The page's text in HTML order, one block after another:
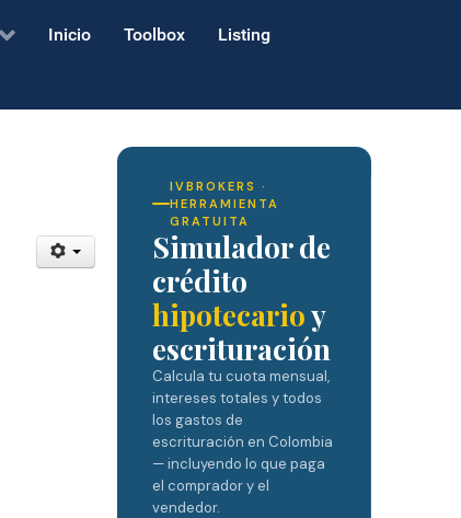
Inicio Toolbox Listing
IVBROKERS ·
HERRAMIENTA
GRATUITA
Simulador de
crédito
hipotecarioy
escrituración
Calcula tu cuota mensual,
intereses totales y todos
los gastos de
escrituración en Colombia
— incluyendo lo que paga
el comprador y el
vendedor.